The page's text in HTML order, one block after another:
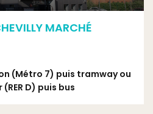
MARCHÉ
(Métro 7) puis tramway ou
D) puis bus